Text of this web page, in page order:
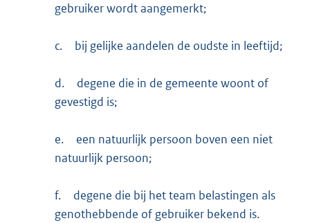
gebruiker wordt aangemerkt;
c. bij gelijke aandelen de oudste in leeftijd;
d.
degene die in de gemeente woont of
gevestigd is;
e.
een natuurlijk persoon boven een niet
natuurlijk persoon;
f.
degene die bij het team belastingen als
genothebbende of gebruiker bekend is.